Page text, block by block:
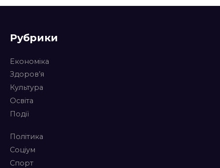
Рубрики
Економіка
Здоров’я
Культура
Освіта
Події
Політика
Соціум
Спорт